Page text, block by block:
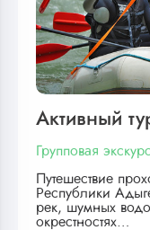
Активный
Групповая
Путешествие
Республики
рек, шумных
окрестностях…